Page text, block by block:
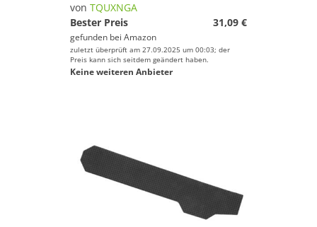
von TQUXNGA
Bester Preis
31,09 €
gefunden bei Amazon
zuletzt überprüft am 27.09.2025 um 00:03; der
Preis kann sich seitdem geändert haben.
Keine weiteren Anbieter